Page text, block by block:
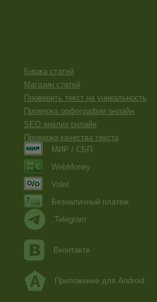
Биржа статей
Магазин статей
Проверить текст на уникальность
Проверка орфографии онлайн
SEO анализ онлайн
Проверка качества текста
МИР / СБП
WebMoney
Volet
Безналичный платеж
Telegram
Вконтакте
Приложение для Android